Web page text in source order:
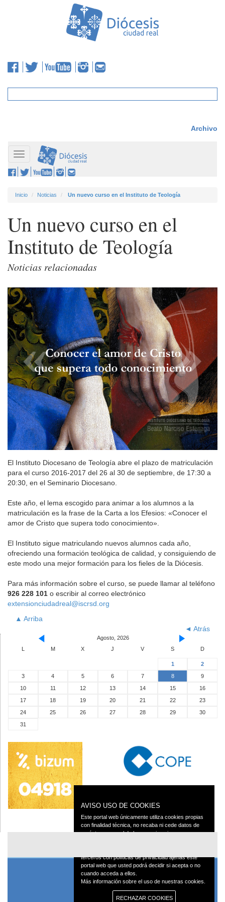
Archivo
Toggle
navigation
Inicio Noticias Un nuevo curso en el Instituto de Teología
Un nuevo curso en el
Instituto de Teología
Noticias relacionadas
El Instituto Diocesano de Teología abre el plazo de matriculación
para el curso 2016-2017 del 26 al 30 de septiembre, de 17:30 a
20:30, en el Seminario Diocesano.
Este año, el lema escogido para animar a los alumnos a la
matriculación es la frase de la Carta a los Efesios: «Conocer el
amor de Cristo que supera todo conocimiento».
El Instituto sigue matriculando nuevos alumnos cada año,
ofreciendo una formación teológica de calidad, y consiguiendo de
este modo una mejor formación para los fieles de la Diócesis.
Para más información sobre el curso, se puede llamar al teléfono
926 228 101 o escribir al correo electrónico
extensionciudadreal@iscrsd.org
▲ Arriba
◄ Atrás
Agosto, 2026
L
M X J V S D
1
2
3
4 5 6 7 8
9
10
11 12 13 14 15
16
17
18 19 20 21 22
23
24
25 26 27 28 29
30
31
AVISO USO DE COOKIES
Este portal web únicamente utiliza cookies propias
con finalidad técnica, no recaba ni cede datos de
carácter personal de los usuarios sin su
terceros con políticas de privacidad ajenas este
portal web que usted podrá decidir si acepta o no
cuando acceda a ellos.
Más información sobre el uso de nuestras cookies.
RECHAZAR COOKIES